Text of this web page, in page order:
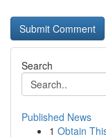
Search
Published News
1 Obtain